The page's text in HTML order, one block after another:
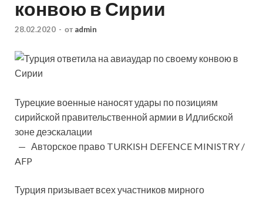
конвою в Сирии
28.02.2020 - от admin
Турецкие военные наносят удары по позициям
сирийской правительственной армии в Идлибской
зоне деэскалации
— Авторское право TURKISH DEFENCE MINISTRY /
AFP
Турция призывает всехучастников мирного